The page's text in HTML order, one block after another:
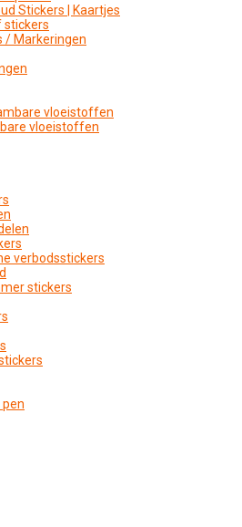
Stickers | Kaartjes
stickers
/ Markeringen
vloeistoffen
vloeistoffen
verbodsstickers
stickers
pen